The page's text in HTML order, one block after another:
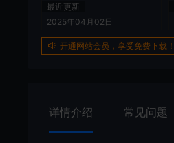
最近更新
2025年04月02日
开通网站会员，享受免费下载！
详情介绍 常见问题